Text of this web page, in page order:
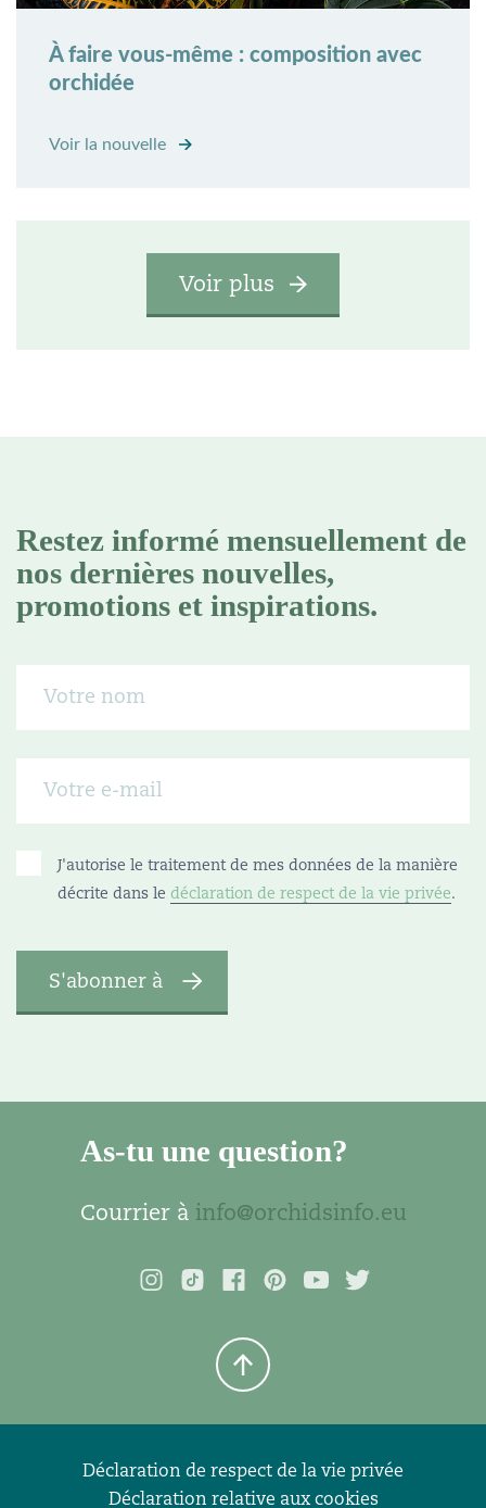
À faire vous-même : composition avec
orchidée
Voir la nouvelle
Voir plus
Restez informé mensuellement de
nos dernières nouvelles,
promotions et inspirations.
J'autorise le traitement de mes données de la manière
décrite dans le déclaration de respect de la vie privée.
As-tu une question?
Courrier à info@orchidsinfo.eu
Déclaration de respect de la vie privée
Déclaration relative aux cookies